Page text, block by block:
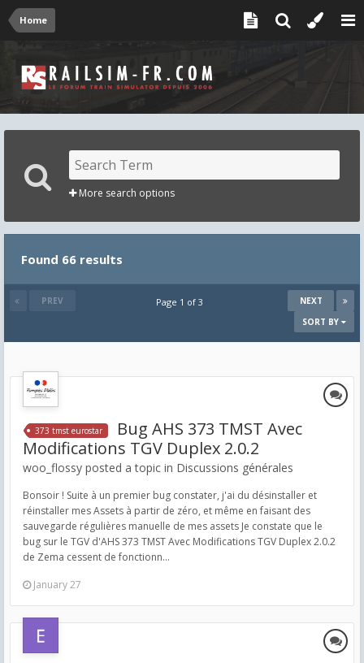
Home
More search options
Found 66 results
PREV NEXT
Page 1 of 3
SORT BY
373 tmst eurostar
Bug AHS 373 TMST Avec
Modifications TGV Duplex 2.0.2
woo_flossy posted a topic in Discussions générales
Bonsoir ! Suite à un premier bug constater, j'ai du désinstaller et
réinstaller mes Assets à partir de zéro, et même en faisant des
sauvegarde régulières manuelle de mes assets Je constate que le
bug sur le TGV d'AHS 373 TMST Avec Modifications TGV Duplex 2.0.2
de Zema cessent de fonctionn...
January 27